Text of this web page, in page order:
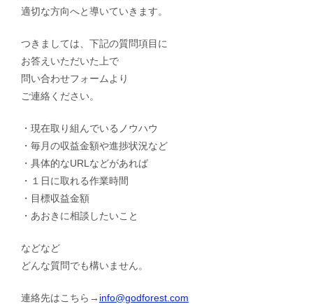
適切な方向へと導いていきます。
つきましては、下記の質問項目に
お答えいただいた上で
問い合わせフォームより
ご連絡ください。
・現在取り組んでいるノウハウ
・毎月の収益金額や進捗状況など
・具体的なURLなどがあれば
・１日に取れる作業時間
・目標収益金額
・あおきに相談したいこと
などなど
どんな質問でも構いません。
連絡先はこちら→ info@godforest.com